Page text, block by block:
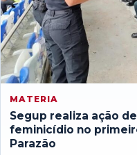
MATERIA
Segup realiza ação
feminicídio no
Parazão